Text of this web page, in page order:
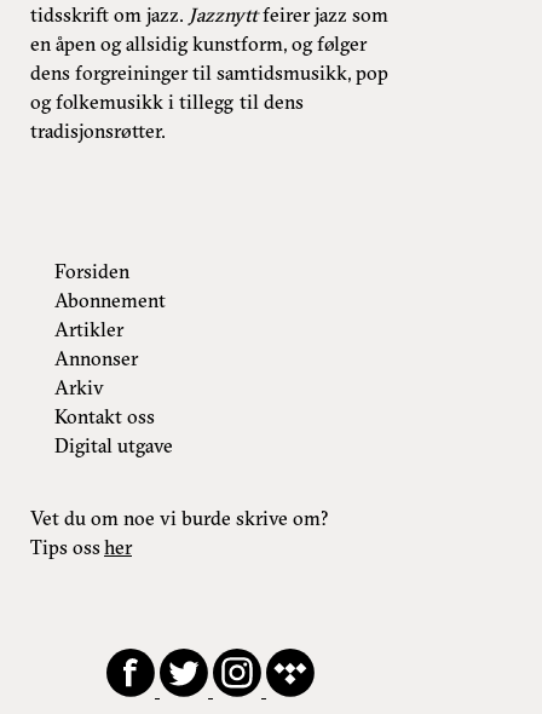
tidsskrift om jazz. Jazznyttfeirer jazz som
en åpen og allsidig kunstform, og følger
dens forgreininger til samtidsmusikk, pop
og folkemusikk i tillegg til dens
tradisjonsrøtter.
Forsiden
Abonnement
Artikler
Annonser
Arkiv
Kontakt oss
Digital utgave
Vet du om noe vi burde skrive om?
Tips ossher